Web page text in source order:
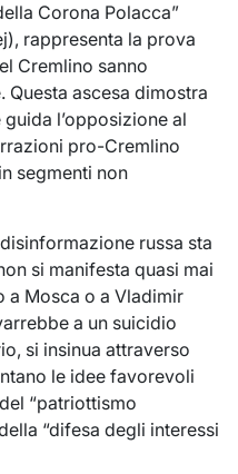
Corona Polacca”
rappresenta la prova
Cremlino sanno
Questa ascesa dimostra
l’opposizione al
pro-Cremlino
segmenti non
russa sta
si manifesta quasi mai
a Mosca o a Vladimir
a un suicidio
si insinua attraverso
le idee favorevoli
“patriottismo
“difesa degli interessi